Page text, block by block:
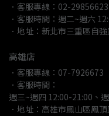
．客服專線：02-29856623
．客服時間：週二~週六
．地址：新北市三重區自
高雄店
．客服專線：07-7926673
．客服時間：
週三~週四 12:00-21:00、
．地址：高雄市鳳山區鳳